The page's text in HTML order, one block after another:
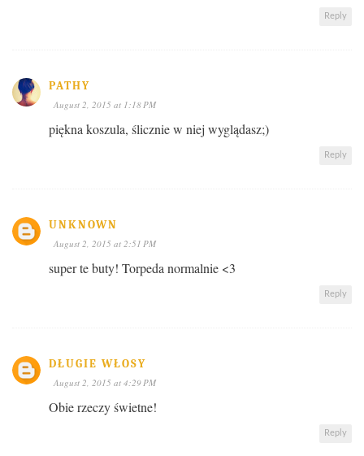
Reply
PATHY
August 2, 2015 at 1:18 PM
piękna koszula, ślicznie w niej wyglądasz;)
Reply
UNKNOWN
August 2, 2015 at 2:51 PM
super te buty! Torpeda normalnie <3
Reply
DŁUGIE WŁOSY
August 2, 2015 at 4:29 PM
Obie rzeczy świetne!
Reply